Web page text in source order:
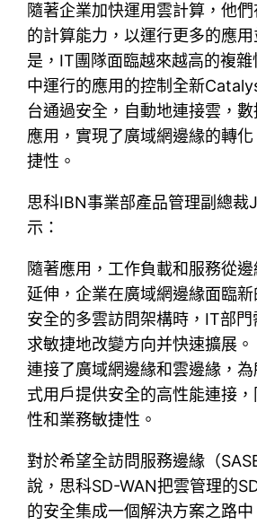
隨著企業加快運用雲計算，他
的計算能力，以運行更多的應
是，IT團隊面臨越來越高的複
中運行的應用的控制全新
台通過安全，自動地連接雲，
應用，實現了廣域網邊緣的轉
捷性。
思科IBN事業部產品管理副總裁
示：
隨著應用，工作負載和服務從
延伸，企業在廣域網邊緣面臨
安全的多雲訪問架構時，IT部
求敏捷地改變方向并快速擴展
連接了廣域網邊緣和雲邊緣，
式用戶提供安全的高性能連接
性和業務敏捷性。
對於希望全訪問服務邊緣（
說，思科SD-WAN把雲管理的
的安全集成一個解決方案之路